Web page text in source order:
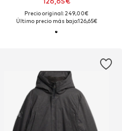
Precio original: 249,00€
Último precio más bajo:126,65€